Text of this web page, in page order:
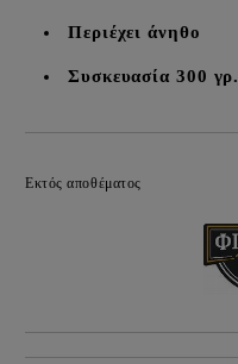
Περιέχει άνηθο
Συσκευασία 300 γρ.
Εκτός αποθέματος